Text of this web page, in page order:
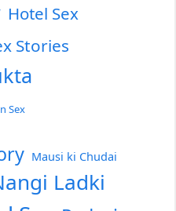
Hotel Sex
Stories
Sex
Mausi ki Chudai
Ladki